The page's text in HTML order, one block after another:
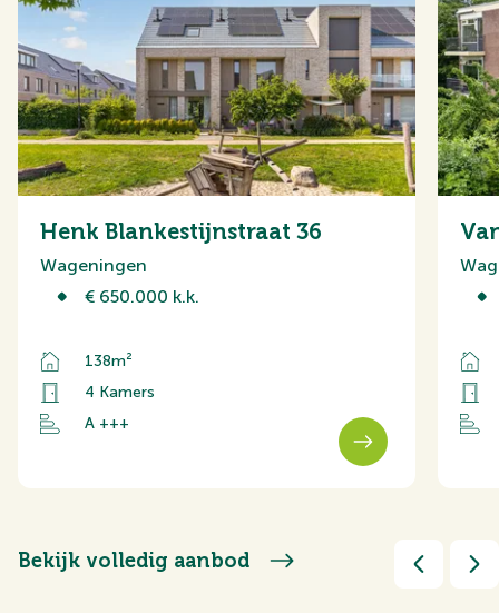
Henk Blankestijnstraat 36
Wageningen
€ 650.000 k.k.
138m²
4 Kamers
A +++
Bekijk volledig aanbod